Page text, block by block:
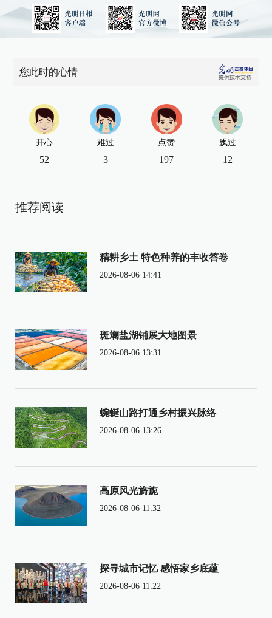
您此时的心情
开心
52
难过
3
点赞
197
飘过
12
推荐阅读
精耕乡土 特色种养的丰收答卷
2026-08-06 14:41
斑斓盐湖铺展大地图景
2026-08-06 13:31
蜿蜒山路打通乡村振兴脉络
2026-08-06 13:26
高原风光旖旎
2026-08-06 11:32
探寻城市记忆 感悟家乡底蕴
2026-08-06 11:22